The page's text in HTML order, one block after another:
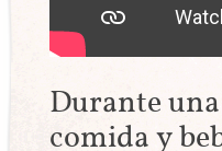
Durante
comida y